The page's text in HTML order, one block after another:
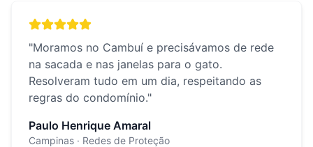
"Moramos no Cambuí e precisávamos de rede
na sacada e nas janelas para o gato.
Resolveram tudo em um dia, respeitando as
regras do condomínio."
Paulo Henrique Amaral
Campinas · Redes de Proteção